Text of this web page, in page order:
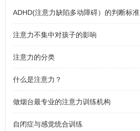
ADHD(注意力缺陷多动障碍）的判断标准
注意力不集中对孩子的影响
注意力的分类
什么是注意力？
做烟台最专业的注意力训练机构
自闭症与感觉统合训练